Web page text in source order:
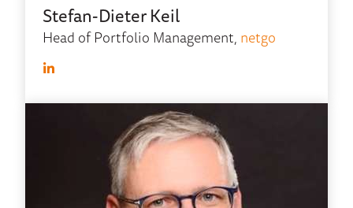
Stefan-Dieter Keil
Head of Portfolio Management, netgo